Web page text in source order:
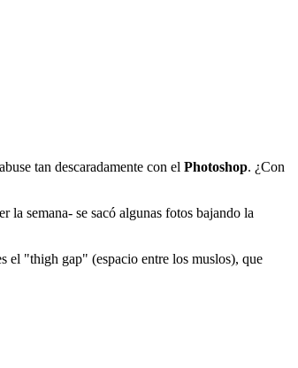
tan descaradamente con el Photoshop. ¿Con
la semana- se sacó algunas fotos bajando la
el "thigh gap" (espacio entre los muslos), que